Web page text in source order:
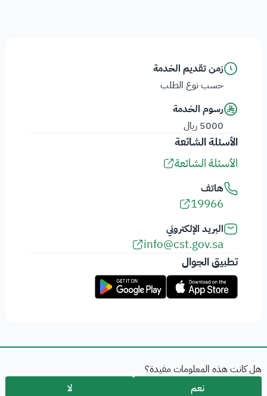
زمن تقديم الخدمة
حسب نوع الطلب
رسوم الخدمة
5000 ريال
الأسئلة الشائعة
الأسئلة الشائعة
هاتف
19966
البريد الإلكتروني
info@cst.gov.sa
تطبيق الجوال
هل كانت هذه المعلومات مفيدة؟
نعم
لا